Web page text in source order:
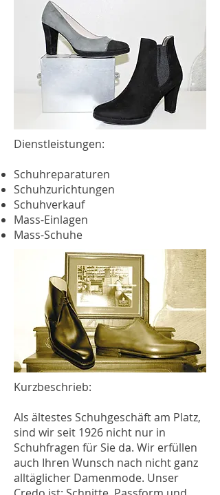
Dienstleistungen:
Schuhreparaturen
Schuhzurichtungen
Schuhverkauf
Mass-Einlagen
Mass-Schuhe
Kurzbeschrieb:
Als ältestes Schuhgeschäft am Platz,
sind wir seit 1926 nicht nur in
Schuhfragen für Sie da. Wir erfüllen
auch Ihren Wunsch nach nicht ganz
alltäglicher Damenmode. Unser